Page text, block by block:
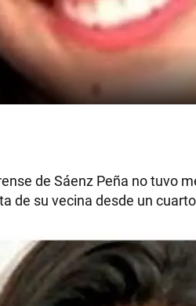
de Sáenz Peña no tuvo
de su vecina desde un